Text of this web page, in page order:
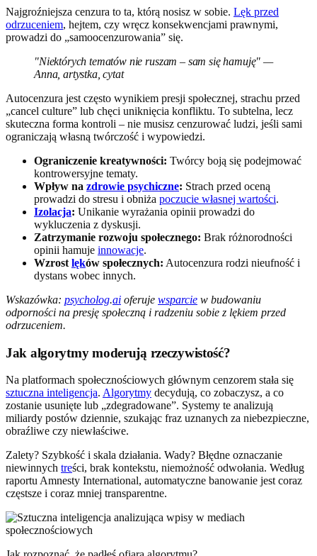
Najgroźniejsza cenzura to ta, którą nosisz w sobie. Lęk przed
odrzuceniem, hejtem, czy wręcz konsekwencjami prawnymi,
prowadzi do „samoocenzurowania” się.
"Niektórych tematów nie ruszam – sam się hamuję" —
Anna, artystka, cytat
Autocenzura jest często wynikiem presji społecznej, strachu przed
„cancel culture” lub chęci uniknięcia konfliktu. To subtelna, lecz
skuteczna forma kontroli – nie musisz cenzurować ludzi, jeśli sami
ograniczają własną twórczość i wypowiedzi.
Ograniczenie kreatywności: Twórcy boją się podejmować
kontrowersyjne tematy.
Wpływ na zdrowie psychiczne: Strach przed oceną
prowadzi do stresu i obniża poczucie własnej wartości.
Izolacja: Unikanie wyrażania opinii prowadzi do
wykluczenia z dyskusji.
Zatrzymanie rozwoju społecznego: Brak różnorodności
opinii hamuje innowacje.
Wzrost lęków społecznych: Autocenzura rodzi nieufność i
dystans wobec innych.
Wskazówka: psycholog.ai oferuje wsparcie w budowaniu
odporności na presję społeczną i radzeniu sobie z lękiem przed
odrzuceniem.
Jak algorytmy moderują rzeczywistość?
Na platformach społecznościowych głównym cenzorem stała się
sztuczna inteligencja. Algorytmy decydują, co zobaczysz, a co
zostanie usunięte lub „zdegradowane”. Systemy te analizują
miliardy postów dziennie, szukając fraz uznanych za niebezpieczne,
obraźliwe czy niewłaściwe.
Zalety? Szybkość i skala działania. Wady? Błędne oznaczanie
niewinnych treści, brak kontekstu, niemożność odwołania. Według
raportu Amnesty International, automatyczne banowanie jest coraz
częstsze i coraz mniej transparentne.